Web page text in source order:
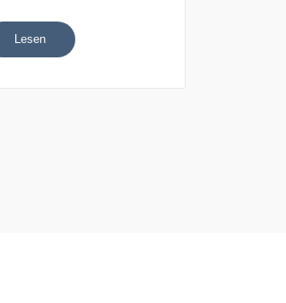
Lesen